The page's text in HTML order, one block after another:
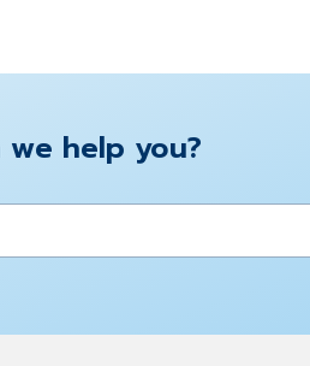
we help you?